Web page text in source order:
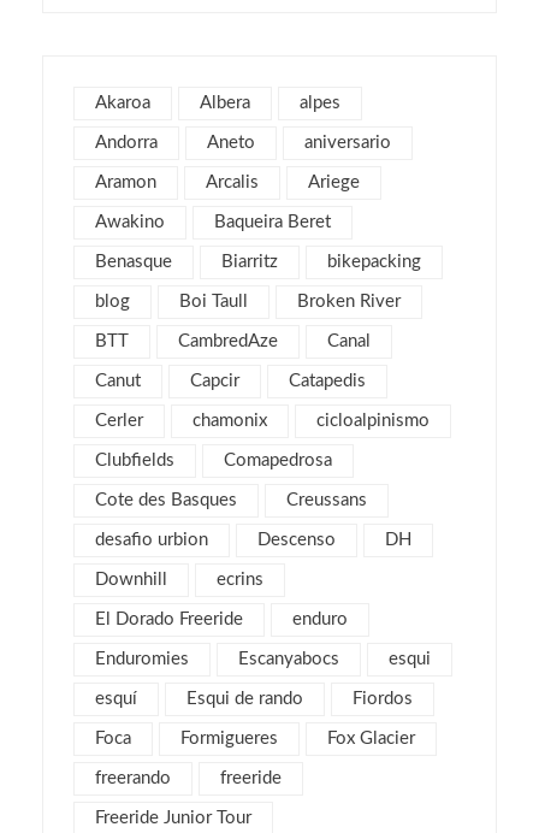
abril 2019
marzo 2019
febrero 2019
enero 2019
diciembre 2018
julio 2018
febrero 2018
enero 2018
noviembre 2017
febrero 2017
enero 2017
diciembre 2016
Akaroa Albera alpes
Andorra Aneto aniversario
Aramon Arcalis Ariege
Awakino Baqueira Beret
Benasque Biarritz bikepacking
blog Boi Taull Broken River
BTT CambredAze Canal
Canut Capcir Catapedis
Cerler chamonix cicloalpinismo
Clubfields Comapedrosa
Cote des Basques Creussans
desafio urbion Descenso DH
Downhill ecrins
El Dorado Freeride enduro
Enduromies Escanyabocs esqui
esquí Esqui de rando Fiordos
Foca Formigueres Fox Glacier
freerando freeride
Freeride Junior Tour